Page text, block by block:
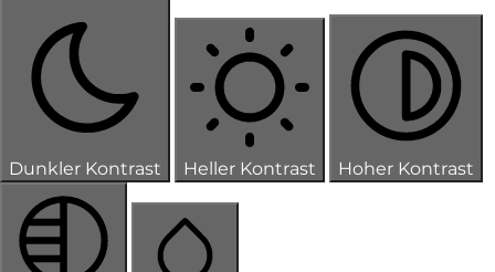
Dunkler Kontrast Heller Kontrast Hoher Kontrast